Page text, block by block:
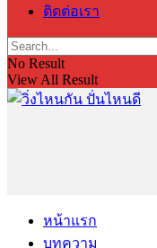
ติดต่อเรา
No Result
View All Result
หน้าแรก
บทความ